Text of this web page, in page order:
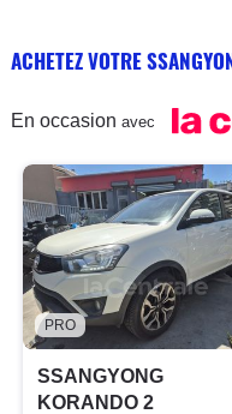
ACHETEZ VOTRE
En occasion avec
PRO
SSANGYONG
KORANDO 2